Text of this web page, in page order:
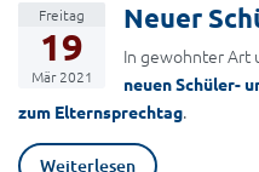
Freitag
19
Mär 2021
Neuer
In gewohnter Art
neuen Schüler-
zum Elternsprechtag.
Weiterlesen